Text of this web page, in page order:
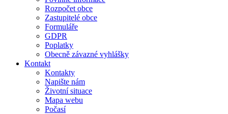
Rozpočet obce
Zastupitelé obce
Formuláře
GDPR
Poplatky
Obecně závazné vyhlášky
Kontakt
Kontakty
Napište nám
Životní situace
Mapa webu
Počasí